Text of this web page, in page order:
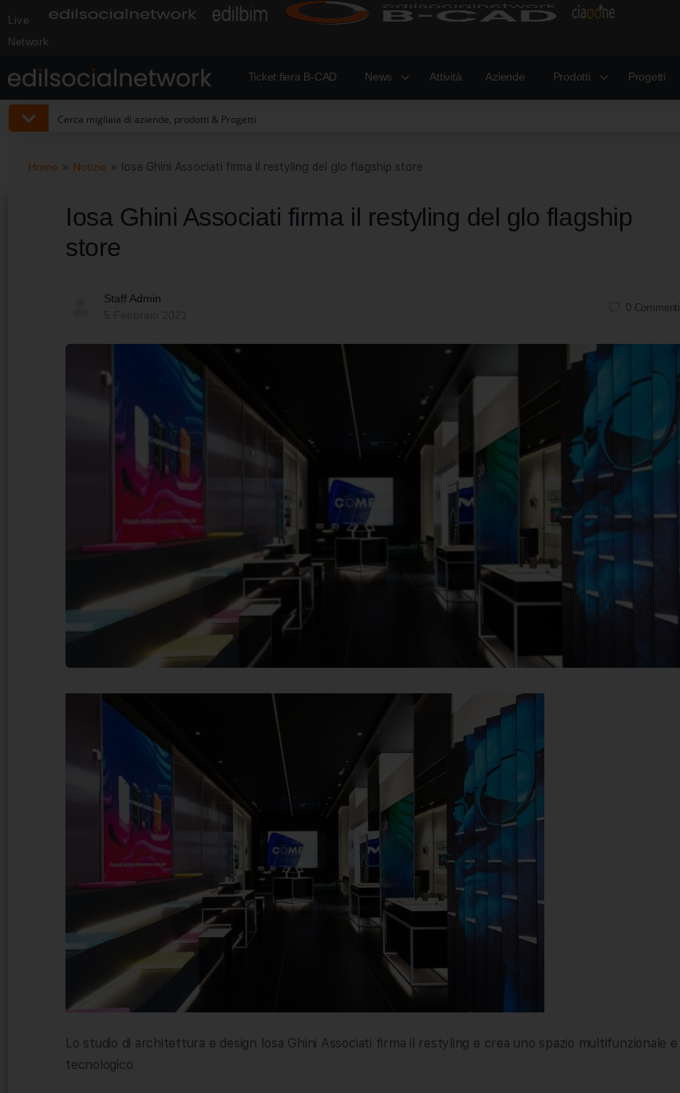
Live
Network
Ticket fiera B-CAD News Attività Aziende Prodotti Progetti
Home » Notizie » Iosa Ghini Associati firma il restyling del glo flagship store
Iosa Ghini Associati firma il restyling del glo flagship
store
Staff Admin
0 Commenti
Lo studio di architettura e design Iosa Ghini Associati firma il restyling e crea uno spazio multifunzionale e
tecnologico